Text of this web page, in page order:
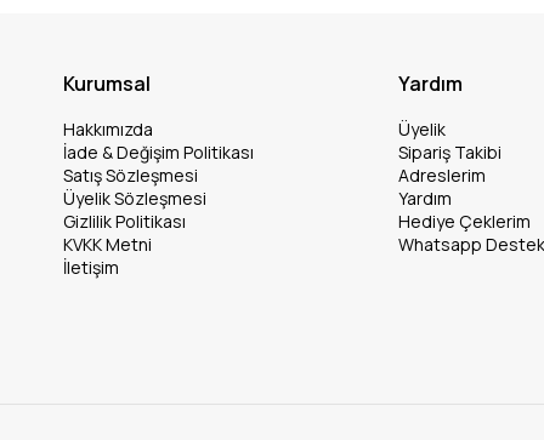
Kurumsal
Hakkımızda
İade & Değişim Politikası
Satış Sözleşmesi
Üyelik Sözleşmesi
Gizlilik Politikası
KVKK Metni
İletişim
Yardım
Üyelik
Sipariş Takibi
Adreslerim
Yardım
Hediye Çeklerim
Whatsapp Destek